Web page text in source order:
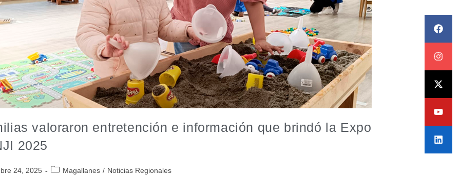
valoraron entretención e información que brindó la Expo
2025
24, 2025 Magallanes / Noticias Regionales